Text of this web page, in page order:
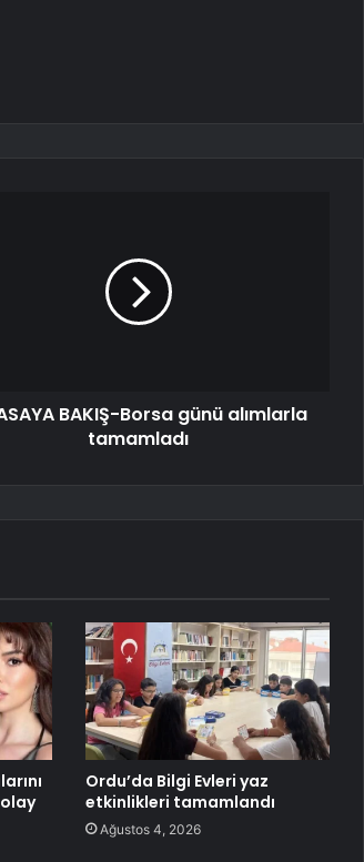
BAKIŞ-Borsa günü alımlarla
tamamladı
Ordu’da Bilgi Evleri yaz
etkinlikleri tamamlandı
Ağustos 4, 2026